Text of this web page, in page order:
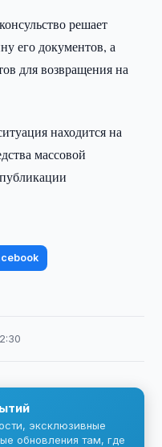
решает
его документов, а
для возвращения на
находится на
массовой
эксклюзивные
обновления там, где